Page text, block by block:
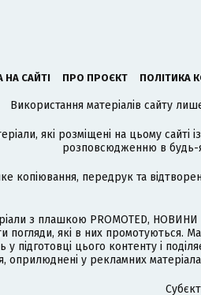
НА САЙТІ ПРО ПРОЄКТ ПОЛІТИКА
Використання матеріалів сайту
які розміщені на цьому сайті
розповсюдженню в будь-
копіювання, передрук та
з плашкою PROMOTED,
погляди, які в них
у підготовці цього контенту і
оприлюднені у рекламних